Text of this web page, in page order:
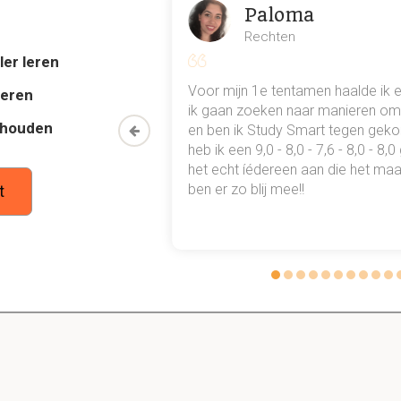
aan dat Willem van Oranje werd uitgeroepen als
de koning de stadhouders
Unie van Utrecht?
zich gingen afscheiden van hun gezamenlijke strijd tegen
leren
mn
een heel
gewoon
Paloma
Rechten
Voor mijn 1e tentamen haalde ik
ik gaan zoeken naar manieren
en ben ik Study Smart tegen
heb ik een 9,0 - 8,0 - 7,6 - 8,0 -
het echt íédereen aan die het
ben er zo blij mee!!